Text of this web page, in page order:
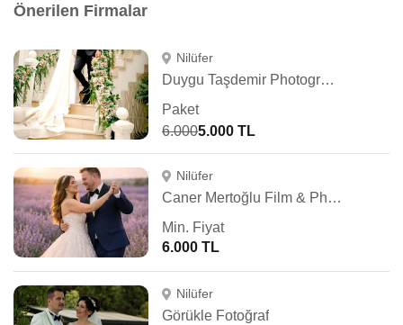
Önerilen Firmalar
Nilüfer
Duygu Taşdemir Photography
Paket
6.0005.000 TL
Nilüfer
Caner Mertoğlu Film & Photography
Min. Fiyat
6.000 TL
Nilüfer
Görükle Fotoğraf